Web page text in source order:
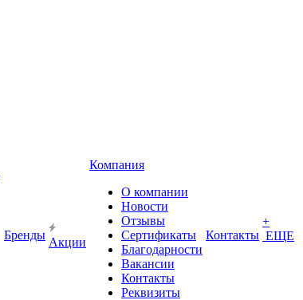
Бренды
Акции
Компания
О компании
Новости
Отзывы
Сертификаты
Благодарности
Вакансии
Контакты
Реквизиты
Контакты
+
ЕЩЕ